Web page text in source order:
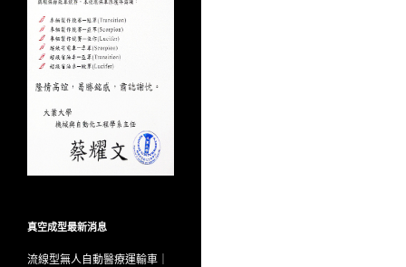
真空成型最新消息
流線型無人自動醫療運輸車｜